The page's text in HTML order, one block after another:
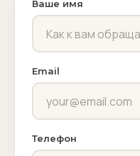
Ваше имя
Email
Телефон